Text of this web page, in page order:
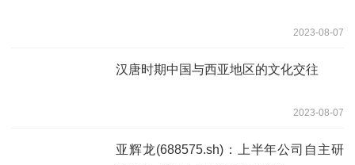
2023-08-07
汉唐时期中国与西亚地区的文化交往
2023-08-07
亚辉龙(688575.sh)：上半年公司自主研